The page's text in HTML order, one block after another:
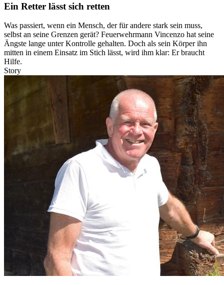
Ein Retter lässt sich retten
Was passiert, wenn ein Mensch, der für andere stark sein muss,
selbst an seine Grenzen gerät? Feuerwehrmann Vincenzo hat seine
Ängste lange unter Kontrolle gehalten. Doch als sein Körper ihn
mitten in einem Einsatz im Stich lässt, wird ihm klar: Er braucht
Hilfe.
Story